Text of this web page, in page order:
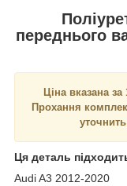
переднього
Ціна вказана
Прохання
Ця деталь
Audi A3 2012-2020